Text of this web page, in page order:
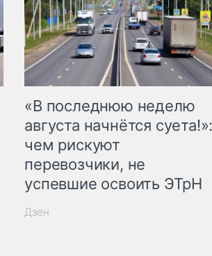
«В последнюю неделю
августа начнётся суета!»:
чем рискуют
перевозчики, не
успевшие освоить ЭТрН
Дзен